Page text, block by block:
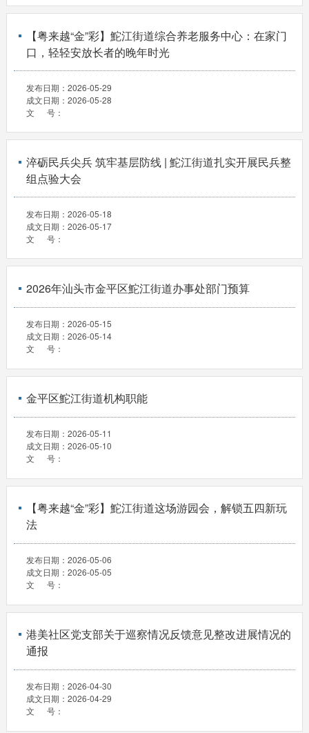
【粤来越“金”彩】鮀江街道综合养老服务中心：在家门
口，轻轻安放长者的晚年时光
发布日期： 2026-05-29
成文日期： 2026-05-28
文 号：
淬砺民兵尖兵 筑牢基层防线 | 鮀江街道扎实开展民兵整
组点验大会
发布日期： 2026-05-18
成文日期： 2026-05-17
文 号：
2026年汕头市金平区鮀江街道办事处部门预算
发布日期： 2026-05-15
成文日期： 2026-05-14
文 号：
金平区鮀江街道机构职能
发布日期： 2026-05-11
成文日期： 2026-05-10
文 号：
【粤来越“金”彩】鮀江街道这场游园会，解锁五四新玩
法
发布日期： 2026-05-06
成文日期： 2026-05-05
文 号：
港美社区党支部关于巡察情况反馈意见整改进展情况的
通报
发布日期： 2026-04-30
成文日期： 2026-04-29
文 号：